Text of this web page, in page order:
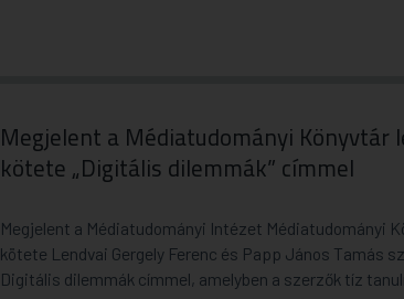
Megjelent a Médiatudományi Könyvtár
kötete „Digitális dilemmák” címmel
Megjelent a Médiatudományi Intézet Médiatudományi
kötete Lendvai Gergely Ferenc és Papp János Tamás
Digitális dilemmák címmel, amelyben a szerzők tíz